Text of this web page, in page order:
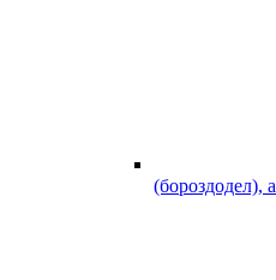
(бороздодел),